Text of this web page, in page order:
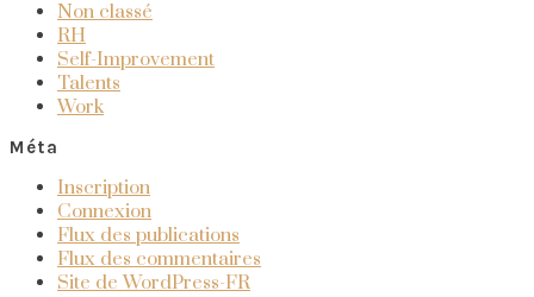
Non classé
RH
Self-Improvement
Talents
Work
Méta
Inscription
Connexion
Flux des publications
Flux des commentaires
Site de WordPress-FR